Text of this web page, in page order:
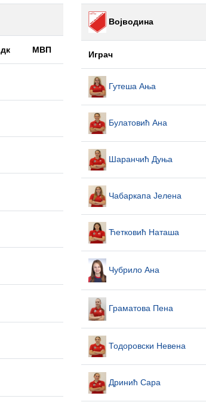
дк МВП
Војводина
Играч
Гутеша Ања
Булатовић Ана
Шаранчић Дуња
Чабаркапа Јелена
Ћетковић Наташа
Чубрило Ана
Граматова Пена
Тодоровски Невена
Дринић Сара